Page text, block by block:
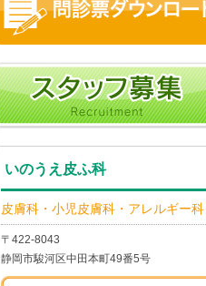
いのうえ皮ふ科
皮膚科・小児皮膚科・アレルギー科
〒422-8043
静岡市駿河区中田本町49番5号